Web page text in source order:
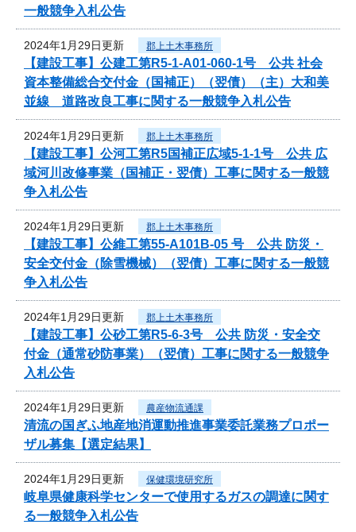
一般競争入札公告
2024年1月29日更新 郡上土木事務所
【建設工事】公建工第R5-1-A01-060-1号 公共 社会
資本整備総合交付金（国補正）（翌債）（主）大和美
並線 道路改良工事に関する一般競争入札公告
2024年1月29日更新 郡上土木事務所
【建設工事】公河工第R5国補正広域5-1-1号 公共 広
域河川改修事業（国補正・翌債）工事に関する一般競
争入札公告
2024年1月29日更新 郡上土木事務所
【建設工事】公維工第55-A101B-05 号 公共 防災・
安全交付金（除雪機械）（翌債）工事に関する一般競
争入札公告
2024年1月29日更新 郡上土木事務所
【建設工事】公砂工第R5-6-3号 公共 防災・安全交
付金（通常砂防事業）（翌債）工事に関する一般競争
入札公告
2024年1月29日更新 農産物流通課
清流の国ぎふ地産地消運動推進事業委託業務プロポー
ザル募集【選定結果】
2024年1月29日更新 保健環境研究所
岐阜県健康科学センターで使用するガスの調達に関す
る一般競争入札公告